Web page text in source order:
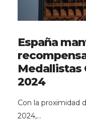
España
Medallistas
2024
Con la proximidad
2024,…